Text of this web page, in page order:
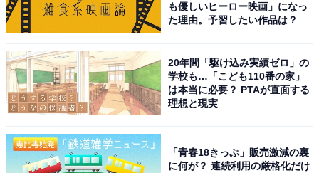
なお、熱した空気とガスの両方を利用するものは「ロジ
ェ気球」とされ、これは初めてこの方式での飛行に挑戦
したピラートル・ド・ロジェの名前にちなんだもの。
との違いは、エンジンを積んでいないため、横移動の推
進装置を持たないこと。
も優しいヒーロー映画」になっ
た理由。予習したい作品は？
20年間「駆け込み実績ゼロ」の
学校も…「こども110番の家」
は本当に必要？ PTAが直面する
理想と現実
「青春18きっぷ」販売激減の裏
に何が？ 連続利用の厳格化だけ